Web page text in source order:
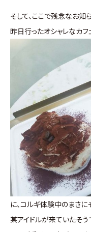
そして、ここで残念なお知ら
昨日行ったオシャレなカ
に、コルギ体験中のまさに
某アイドルが来ていたそ